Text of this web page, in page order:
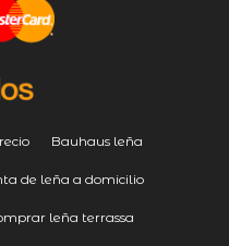
Bauhaus leña
de leña a domicilio
leña terrassa